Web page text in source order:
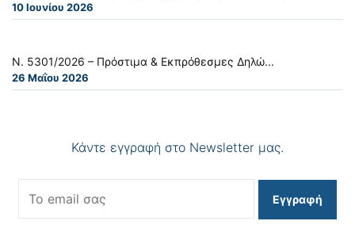
10 Ιουνίου 2026
Ν. 5301/2026 – Πρόστιμα & Εκπρόθεσμες Δηλώ...
26 Μαΐου 2026
Κάντε εγγραφή στο Newsletter μας.
Εγγραφή